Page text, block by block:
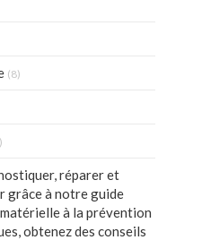
(8)
réparer et
grâce à notre guide
à la prévention
obtenez des conseils